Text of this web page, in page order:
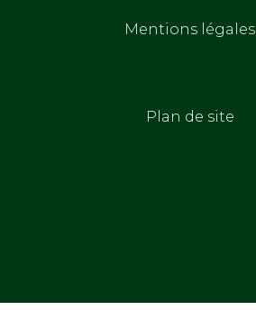
Mentions légales
Plan de site